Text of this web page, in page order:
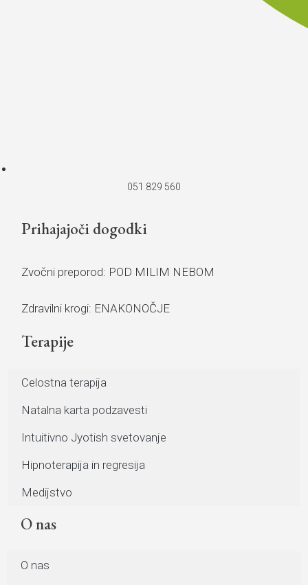
051 829 560
Prihajajoči dogodki
Zvočni preporod: POD MILIM NEBOM
Zdravilni krogi: ENAKONOČJE
Terapije
⁠Celostna terapija
Natalna karta podzavesti
Intuitivno Jyotish svetovanje
Hipnoterapija in regresija
Medijstvo
O nas
O nas